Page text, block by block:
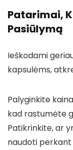
Patarimai,
Pasiūlymą
Ieškodami
kapsulėms,
Palyginkite
kad rastumėte
Patikrinkite, ar
naudoti perkant